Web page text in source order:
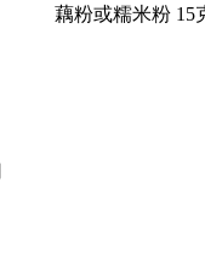
藕粉或糯米粉 15